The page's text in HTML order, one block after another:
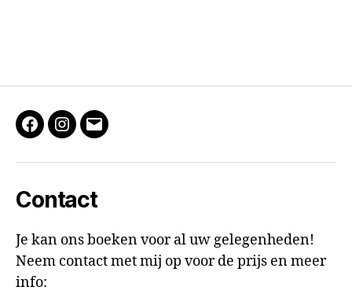
Contact
Je kan ons boeken voor al uw gelegenheden!
Neem contact met mij op voor de prijs en meer
info: